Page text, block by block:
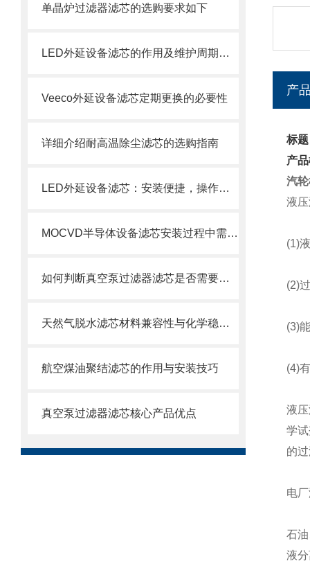
单晶炉过滤器滤芯的选购要求如下
LED外延设备滤芯的作用及维护周期科普
Veeco外延设备滤芯定期更换的必要性
详细介绍耐高温除尘滤芯的选购指南
LED外延设备滤芯：安装便捷，操作轻松
MOCVD半导体设备滤芯安装过程中需要注意的几个关键步骤
如何判断真空泵过滤器滤芯是否需要更换？
天然气脱水滤芯材料兼容性与化学稳定性
航空煤油聚结滤芯的作用与安装技巧
真空泵过滤器滤芯核心产品优点
产
标
产
汽
液
(1)液
(2)
(3)
(4)
液
学
的
电
石
液